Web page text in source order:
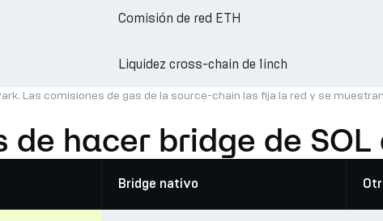
Comisión de red ETH
Liquidez cross-chain de 1inch
Las comisiones de gas de la source-chain las fija la red y se
hacer bridge de
Bridge nativo